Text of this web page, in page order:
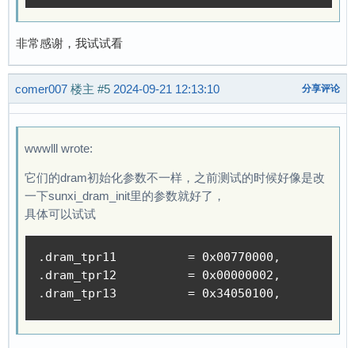
非常感谢，我试试看
comer007 楼主 #5 2024-09-21 12:13:10 分享评论
wwwlll wrote:
它们的dram初始化参数不一样，之前测试的时候好像是改
一下sunxi_dram_init里的参数就好了，
具体可以试试
.dram_tpr11          = 0x00770000,
.dram_tpr12          = 0x00000002,
.dram_tpr13          = 0x34050100,